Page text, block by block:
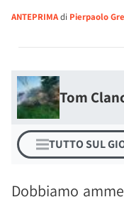
ANTEPRIMAdi Pierpaolo
Tom
TUTTO SUL
Dobbiamo